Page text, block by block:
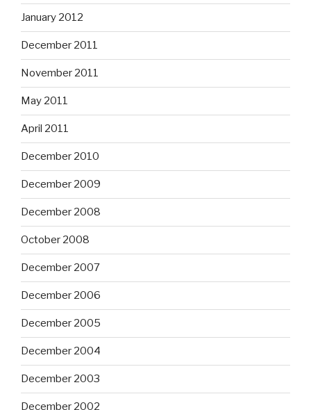
January 2012
December 2011
November 2011
May 2011
April 2011
December 2010
December 2009
December 2008
October 2008
December 2007
December 2006
December 2005
December 2004
December 2003
December 2002